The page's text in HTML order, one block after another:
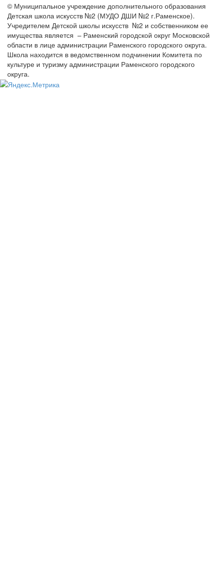
© Муниципальное учреждение дополнительного образования
Детская школа искусств №2 (МУДО ДШИ №2 г.Раменское).
Учредителем Детской школы искусств №2 и собственником ее
имущества является – Раменский городской округ Московской
области в лице администрации Раменского городского округа.
Школа находится в ведомственном подчинении Комитета по
культуре и туризму администрации Раменского городского
округа.